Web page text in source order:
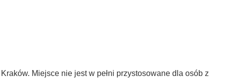
Miejsce nie jest w pełni przystosowane dla osób z